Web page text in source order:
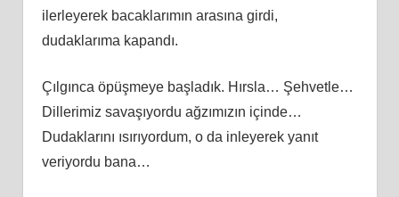
ilerleyerek bacaklarımın arasına girdi,
dudaklarıma kapandı.
Çılgınca öpüşmeye başladık. Hırsla… Şehvetle…
Dillerimiz savaşıyordu ağzımızın içinde…
Dudaklarını ısırıyordum, o da inleyerek yanıt
veriyordu bana…